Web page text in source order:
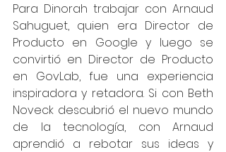
Para Dinorah trabajar con Arnaud
Sahuguet, quien era Director de
Producto en Google y luego se
convirtió en Director de Producto
en GovLab, fue una experiencia
inspiradora y retadora. Si con Beth
Noveck descubrió el nuevo mundo
de la tecnología, con Arnaud
aprendió a rebotar sus ideas y